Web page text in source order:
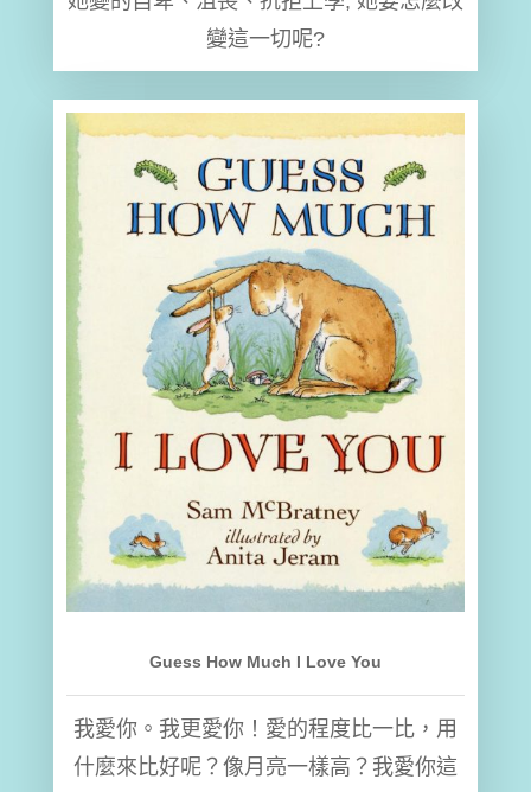
變這一切呢?
Guess How Much I Love You
我愛你。我更愛你！愛的程度比一比，用
什麼來比好呢？像月亮一樣高？我愛你這